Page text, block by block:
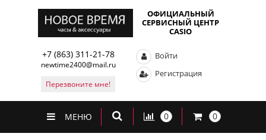
ОФИЦИАЛЬНЫЙ
СЕРВИСНЫЙ ЦЕНТР
CASIO
+7 (863) 311-21-78
newtime2400@mail.ru
Перезвоните мне!
Войти
Регистрация
МЕНЮ 0 0